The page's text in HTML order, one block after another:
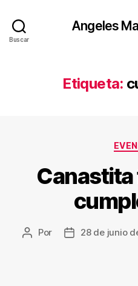
Buscar
Angeles
Etiqueta:
Canastita
Autor
Por
Fecha28 de junio